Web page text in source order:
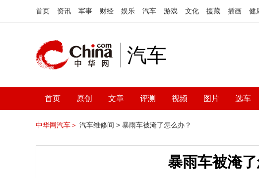
首页 资讯 军事 财经 娱乐 汽车 游戏 文化 援藏 插画 健
汽车
首页 原创 文章 评测 视频 图片 选车
中华网汽车＞ 汽车维修间 > 暴雨车被淹了怎么办？
暴雨车被淹